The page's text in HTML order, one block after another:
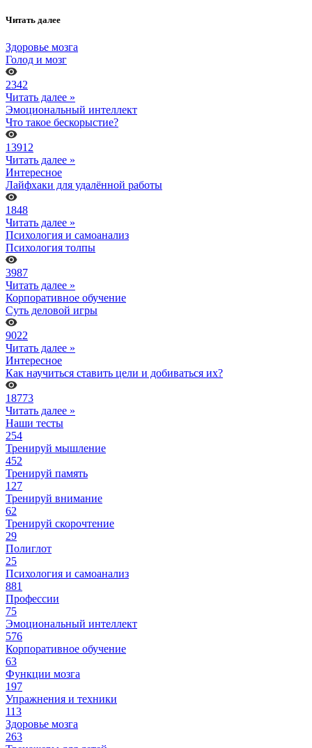
Читать далее
Здоровье мозга
Голод и мозг
2342
Читать далее »
Эмоциональный интеллект
Что такое бескорыстие?
13912
Читать далее »
Интересное
Лайфхаки для удалённой работы
1848
Читать далее »
Психология и самоанализ
Психология толпы
3987
Читать далее »
Корпоративное обучение
Суть деловой игры
9022
Читать далее »
Интересное
Как научиться ставить цели и добиваться их?
18773
Читать далее »
Наши тесты
254
Тренируй мышление
452
Тренируй память
127
Тренируй внимание
62
Тренируй скорочтение
29
Полиглот
25
Психология и самоанализ
881
Профессии
75
Эмоциональный интеллект
576
Корпоративное обучение
63
Функции мозга
197
Упражнения и техники
113
Здоровье мозга
263